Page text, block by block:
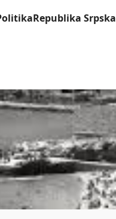
Republika Srpska